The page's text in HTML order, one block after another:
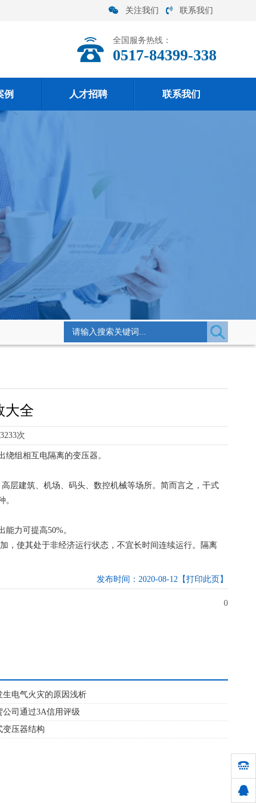
关注我们 联系我们
全国服务热线：
0517-84399-338
例 人才招聘 联系我们
大全
次
组相互电隔离的变压器。
层建筑、机场、码头、数控机械等场所。简而言之，干式
力可提高50%。
，使其处于非经济运行状态，不宜长时间连续运行。隔离
发布时间：2020-08-12 【打印此页】
0
生电气火灾的原因浅析
公司通过3A信用评级
变压器结构